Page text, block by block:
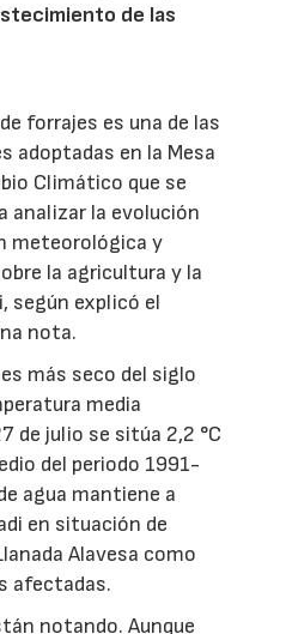
de las
forrajes es una de las
adoptadas en la Mesa
Climático que se
analizar la evolución
meteorológica y
la agricultura y la
según explicó el
nota.
más seco del siglo
media
de julio se sitúa 2,2 °C
del periodo 1991-
agua mantiene a
en situación de
Alavesa como
afectadas.
notando. Aunque